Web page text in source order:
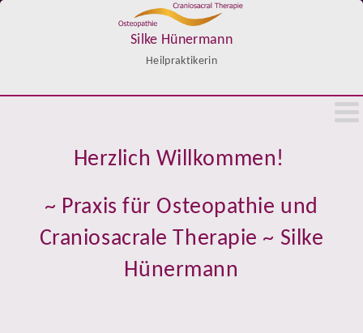
Silke Hünermann
Heilpraktikerin
Herzlich Willkommen!
~ Praxis für Osteopathie und
Craniosacrale Therapie ~ Silke
Hünermann